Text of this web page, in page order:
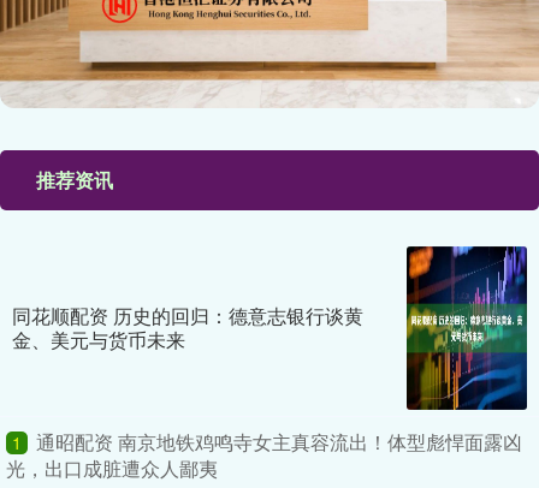
推荐资讯
同花顺配资 历史的回归：德意志银行谈黄
金、美元与货币未来
1
通昭配资 南京地铁鸡鸣寺女主真容流出！体型彪悍面露凶
光，出口成脏遭众人鄙夷